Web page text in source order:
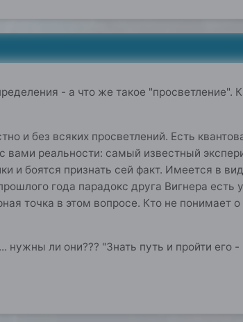
- а что же такое
и без всяких просветлений. Есть
вами реальности: самый известный
и боятся признать сей факт. Имеется в
года парадокс друга Вигнера есть
точка в этом вопросе. Кто не понимает о
ли они??? "Знать путь и пройти его -